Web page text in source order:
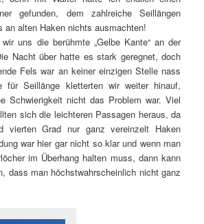
gefunden, dem zahlreiche Seillängen
an alten Haken nichts ausmachten!
uns die berühmte „Gelbe Kante“ an der
Nacht über hatte es stark geregnet, doch
Fels war an keiner einzigen Stelle nass
für Seillänge kletterten wir weiter hinauf,
Schwierigkeit nicht das Problem war. Viel
sich die leichteren Passagen heraus, da
vierten Grad nur ganz vereinzelt Haken
war hier gar nicht so klar und wenn man
im Überhang halten muss, dann kann
dass man höchstwahrscheinlich nicht ganz